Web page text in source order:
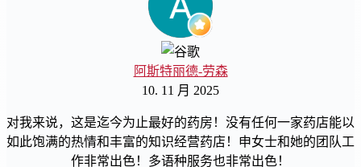
阿斯特丽德-劳森
10. 11 月 2025
对我来说，这是迄今为止最好的药房！没有任何一家药店能以
如此饱满的热情和丰富的知识经营药店！申女士和她的团队工
作非常出色！多语种服务也非常出色！